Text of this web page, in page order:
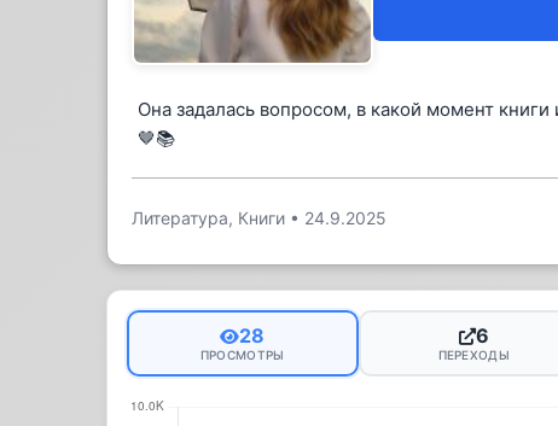
Она задалась вопросом, в какой момент книги
🤎📚
Литература, Книги • 24.9.2025
28
ПРОСМОТРЫ
6
ПЕРЕХОДЫ